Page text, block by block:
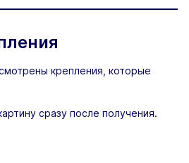
крепления, которые
сразу после получения.